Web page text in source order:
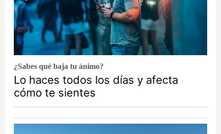
¿Sabes qué baja tu ánimo?
Lo haces todos los días y afecta
cómo te sientes